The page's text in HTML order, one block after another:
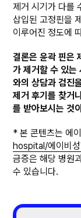
제거 시기가 다를
삽입된 고정핀을
이루어진 정도에
결론은 윤곽 핀은
가 제거할 수 있는
와의 상담과 검진
제거 후기를 찾거
를 받아보시는 것
* 본 콘텐츠는 에
hospital/에이비
금증은 해당 병원
수 있습니다.